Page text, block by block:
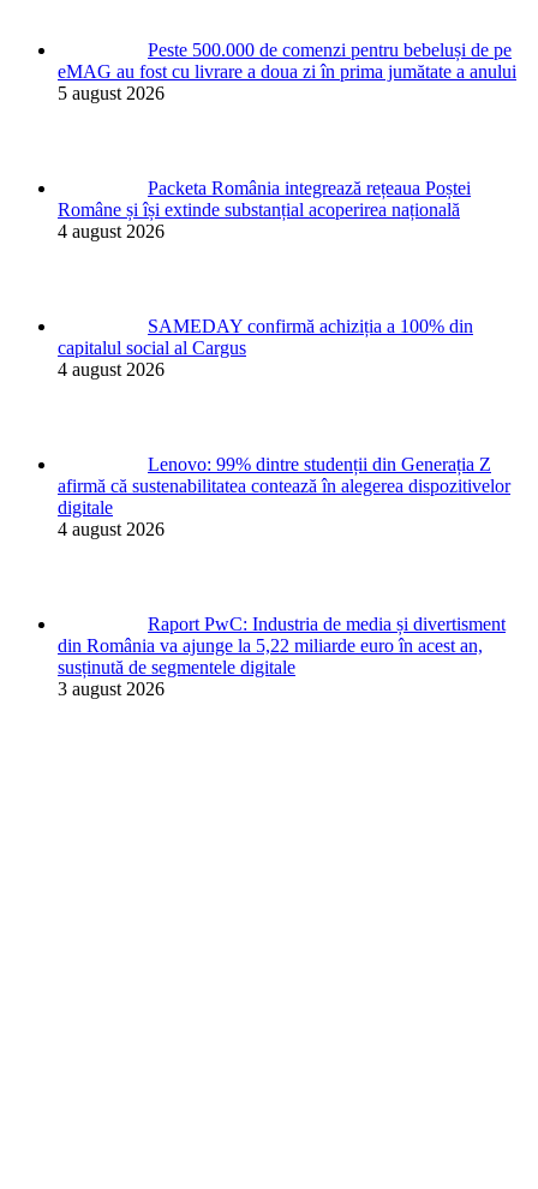
Peste 500.000 de comenzi pentru bebeluși de pe
eMAG au fost cu livrare a doua zi în prima jumătate a anului
5 august 2026
Packeta România integrează rețeaua Poștei
Române și își extinde substanțial acoperirea națională
4 august 2026
SAMEDAY confirmă achiziția a 100% din
capitalul social al Cargus
4 august 2026
Lenovo: 99% dintre studenții din Generația Z
afirmă că sustenabilitatea contează în alegerea dispozitivelor
digitale
4 august 2026
Raport PwC: Industria de media și divertisment
din România va ajunge la 5,22 miliarde euro în acest an,
susținută de segmentele digitale
3 august 2026